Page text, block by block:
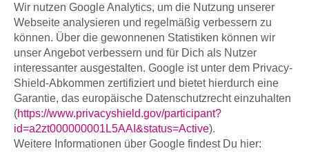
Wir nutzen Google Analytics, um die Nutzung unserer
Webseite analysieren und regelmäßig verbessern zu
können. Über die gewonnenen Statistiken können wir
unser Angebot verbessern und für Dich als Nutzer
interessanter ausgestalten. Google ist unter dem Privacy-
Shield-Abkommen zertifiziert und bietet hierdurch eine
Garantie, das europäische Datenschutzrecht einzuhalten
(https://www.privacyshield.gov/participant?
id=a2zt000000001L5AAI&status=Active).
Weitere Informationen über Google findest Du hier: